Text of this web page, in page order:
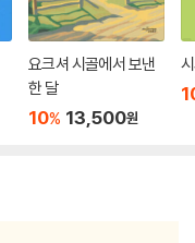
요크셔 시골에서 보낸
한 달
10% 13,500원